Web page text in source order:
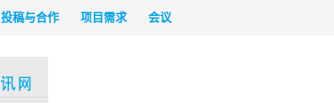
投稿与合作 项目需求 会议